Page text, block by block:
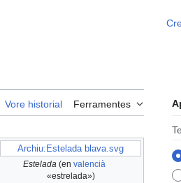
Vore historial Ferramentes
Archiu:Estelada blava.svg
Estelada (en valencià
«estrelada»)